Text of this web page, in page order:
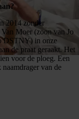
2014 zonder
Moer (zoon van Jo
DSTNY) in onze
de praat geraakt. Het
voor de ploeg. Een
van de